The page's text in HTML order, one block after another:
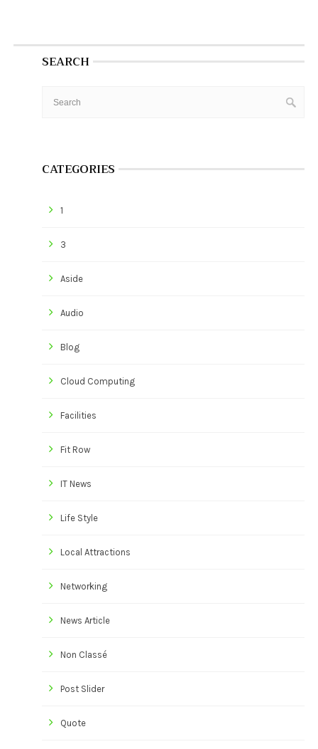
SEARCH
CATEGORIES
1
3
Aside
Audio
Blog
Cloud Computing
Facilities
Fit Row
IT News
Life Style
Local Attractions
Networking
News Article
Non Classé
Post Slider
Quote